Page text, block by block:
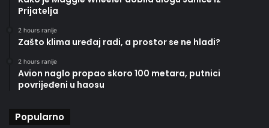
Prijatelja
2 hours ranije
Zašto klima uređaj radi, a prostor se ne hladi?
2 hours ranije
Avion naglo propao skoro 100 metara, putnici
povrijeđeni u haosu
Popularno